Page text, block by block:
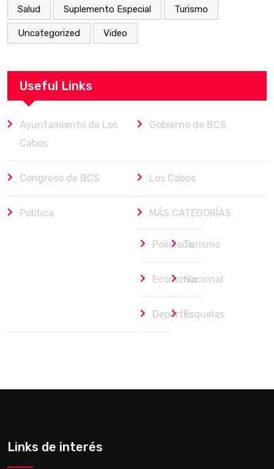
Salud Suplemento Especial Turismo
Uncategorized Video
Useful Links
Ayuntamiento de Los
Cabos
Gobierno de BCS
Congreso de BCS Los Cabos
Política MÁS CATEGORÍAS
PoliciacaTurismo
EconomíaNacional
DeportesEsquelas
Links de interés